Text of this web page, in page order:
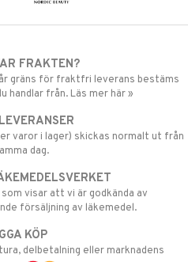
FRAKTEN?
gräns för fraktfri leverans bestäms
handlar från. Läs mer här »
varor i lager) skickas normalt ut från
dag.
visar att vi är godkända av
försäljning av läkemedel.
KÖP
delbetalning eller marknadens